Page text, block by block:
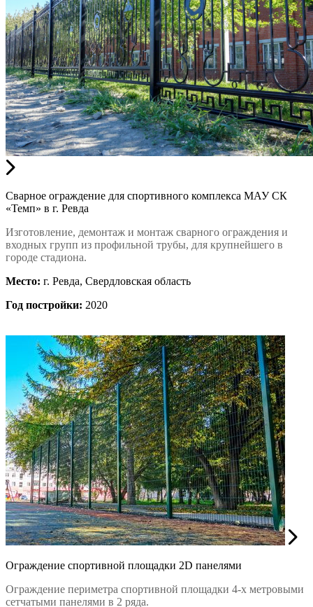
Сварное ограждение для спортивного комплекса МАУ СК
«Темп» в г. Ревда
Изготовление, демонтаж и монтаж сварного ограждения и
входных групп из профильной трубы, для крупнейшего в
городе стадиона.
Место: г. Ревда, Свердловская область
Год постройки: 2020
Ограждение спортивной площадки 2D панелями
Ограждение периметра спортивной площадки 4-х метровыми
сетчатыми панелями в 2 ряда.